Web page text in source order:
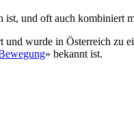
und oft auch kombiniert
wurde in Österreich zu
» bekannt ist.